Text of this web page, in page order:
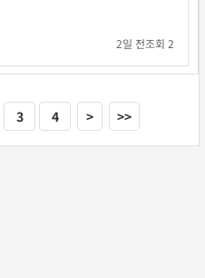
2일 전조회 2
3 4 > >>